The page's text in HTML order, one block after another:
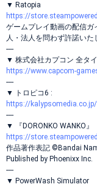
▼ Ratopia
https://
ゲームプレイ動画の配信ガ
人・法人を問わず許諾いた
----
▼ 株式会社カプコン 全タ
https://www.capcom-
----
▼ トロピコ6 :
https://
----
▼ 『DORONKO WANKO』
https://
作品著作表記 ©Bandai
Published by Phoenixx Inc.
----
▼ PowerWash Simulator